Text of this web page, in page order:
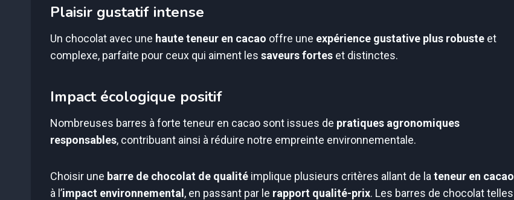
Plaisir gustatif intense
Un chocolat avec une haute teneur en cacao offre une expérience gustative plus robuste et
complexe, parfaite pour ceux qui aiment les saveurs fortes et distinctes.
Impact écologique positif
Nombreuses barres à forte teneur en cacao sont issues de pratiques agronomiques
responsables, contribuant ainsi à réduire notre empreinte environnementale.
Choisir une barre de chocolat de qualité implique plusieurs critères allant de la teneur en cacao
à l’impact environnemental, en passant par le rapport qualité-prix. Les barres de chocolat telles